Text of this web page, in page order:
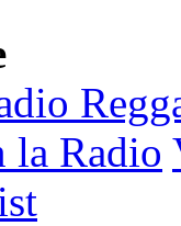
la Radio